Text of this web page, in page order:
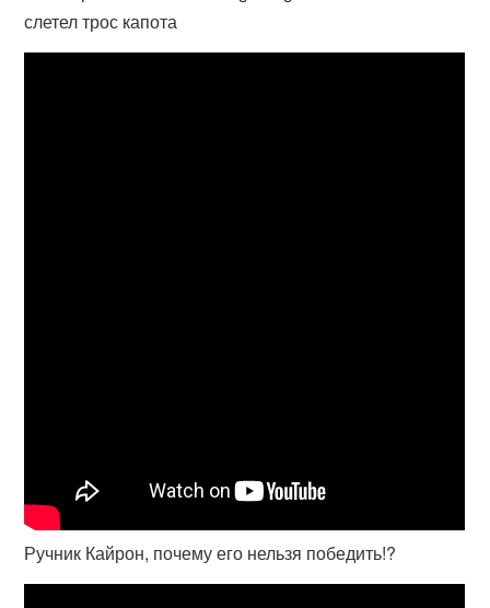
слетел трос капота
Ручник Кайрон, почему его нельзя победить!?